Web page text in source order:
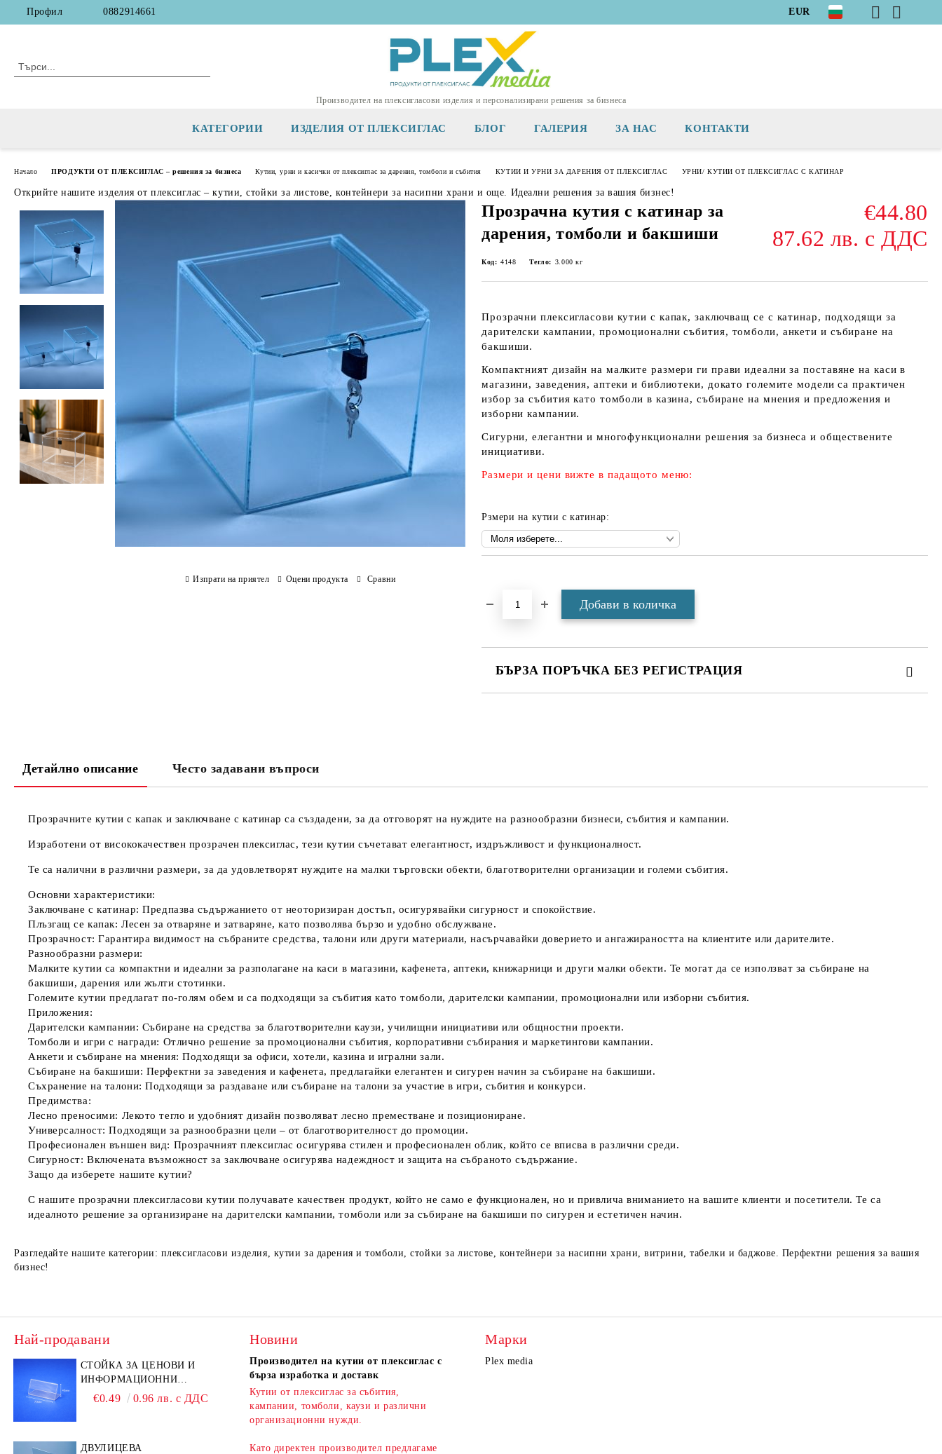
Профил 0882914661 EUR
Производител на плексигласови изделия и персонализирани решения за бизнеса
КАТЕГОРИИ ИЗДЕЛИЯ ОТ ПЛЕКСИГЛАС БЛОГ ГАЛЕРИЯ ЗА НАС КОНТАКТИ
Начало ПРОДУКТИ ОТ ПЛЕКСИГЛАС – решения за бизнеса Кутии, урни и касички от плексиглас за дарения, томболи и събития КУТИИ И УРНИ ЗА ДАРЕНИЯ ОТ ПЛЕКСИГЛАС УРНИ/ КУТИИ ОТ ПЛЕКСИГЛАС С КАТИНАР
Открийте нашите изделия от плексиглас – кутии, стойки за листове, контейнери за насипни храни и още. Идеални решения за вашия бизнес!
Прозрачна кутия с катинар за
дарения, томболи и бакшиши
€44.80
87.62 лв. с ДДС
Код: 4148 Тегло: 3.000 кг
Прозрачни плексигласови кутии с капак, заключващ се с катинар, подходящи за
дарителски кампании, промоционални събития, томболи, анкети и събиране на
бакшиши.
Компактният дизайн на малките размери ги прави идеални за поставяне на каси в
магазини, заведения, аптеки и библиотеки, докато големите модели са практичен
избор за събития като томболи в казина, събиране на мнения и предложения и
изборни кампании.
Сигурни, елегантни и многофункционални решения за бизнеса и обществените
инициативи.
Размери и цени вижте в падащото меню:
Рзмери на кутии с катинар:
БЪРЗА ПОРЪЧКА БЕЗ РЕГИСТРАЦИЯ
Изпрати на приятел Оцени продукта Сравни
Детайлно описание Често задавани въпроси
Прозрачните кутии с капак и заключване с катинар са създадени, за да отговорят на нуждите на разнообразни бизнеси, събития и кампании.
Изработени от висококачествен прозрачен плексиглас, тези кутии съчетават елегантност, издръжливост и функционалност.
Те са налични в различни размери, за да удовлетворят нуждите на малки търговски обекти, благотворителни организации и големи събития.
Основни характеристики:
Заключване с катинар: Предпазва съдържанието от неоторизиран достъп, осигурявайки сигурност и спокойствие.
Плъзгащ се капак: Лесен за отваряне и затваряне, като позволява бързо и удобно обслужване.
Прозрачност: Гарантира видимост на събраните средства, талони или други материали, насърчавайки доверието и ангажираността на клиентите или дарителите.
Разнообразни размери:
Малките кутии са компактни и идеални за разполагане на каси в магазини, кафенета, аптеки, книжарници и други малки обекти. Те могат да се използват за събиране на
бакшиши, дарения или жълти стотинки.
Големите кутии предлагат по-голям обем и са подходящи за събития като томболи, дарителски кампании, промоционални или изборни събития.
Приложения:
Дарителски кампании: Събиране на средства за благотворителни каузи, училищни инициативи или общностни проекти.
Томболи и игри с награди: Отлично решение за промоционални събития, корпоративни събирания и маркетингови кампании.
Анкети и събиране на мнения: Подходящи за офиси, хотели, казина и игрални зали.
Събиране на бакшиши: Перфектни за заведения и кафенета, предлагайки елегантен и сигурен начин за събиране на бакшиши.
Съхранение на талони: Подходящи за раздаване или събиране на талони за участие в игри, събития и конкурси.
Предимства:
Лесно преносими: Лекото тегло и удобният дизайн позволяват лесно преместване и позициониране.
Универсалност: Подходящи за разнообразни цели – от благотворителност до промоции.
Професионален външен вид: Прозрачният плексиглас осигурява стилен и професионален облик, който се вписва в различни среди.
Сигурност: Включената възможност за заключване осигурява надеждност и защита на събраното съдържание.
Защо да изберете нашите кутии?
С нашите прозрачни плексигласови кутии получавате качествен продукт, който не само е функционален, но и привлича вниманието на вашите клиенти и посетители. Те са
идеалното решение за организиране на дарителски кампании, томболи или за събиране на бакшиши по сигурен и естетичен начин.
Разгледайте нашите категории: плексигласови изделия, кутии за дарения и томболи, стойки за листове, контейнери за насипни храни, витрини, табелки и баджове. Перфектни решения за вашия
бизнес!
Най-продавани
СТОЙКА ЗА ЦЕНОВИ И
ИНФОРМАЦИОННИ
ЕТИКЕТИ 70 × 40 ММ –
€0.49 0.96 лв. с ДДС
ДВУЛИЦЕВА
Новини
Производител на кутии от плексиглас с
бърза изработка и доставк
Кутии от плексиглас за събития,
кампании, томболи, каузи и различни
организационни нужди.
Като директен производител предлагаме
Марки
Plex media